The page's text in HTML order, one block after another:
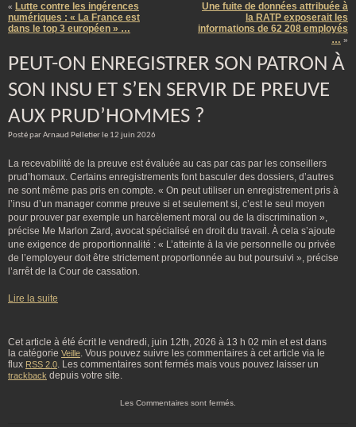
« Lutte contre les ingérences
numériques : « La France est
dans le top 3 européen » …
Une fuite de données attribuée à
la RATP exposerait les
informations de 62 208 employés
… »
PEUT-ON ENREGISTRER SON PATRON À
SON INSU ET S’EN SERVIR DE PREUVE
AUX PRUD’HOMMES ?
Posté par Arnaud Pelletier le 12 juin 2026
La recevabilité de la preuve est évaluée au cas par cas par les conseillers
prud’homaux. Certains enregistrements font basculer des dossiers, d’autres
ne sont même pas pris en compte. « On peut utiliser un enregistrement pris à
l’insu d’un manager comme preuve si et seulement si, c’est le seul moyen
pour prouver par exemple un harcèlement moral ou de la discrimination »,
précise Me Marlon Zard, avocat spécialisé en droit du travail. À cela s’ajoute
une exigence de proportionnalité : « L’atteinte à la vie personnelle ou privée
de l’employeur doit être strictement proportionnée au but poursuivi », précise
l’arrêt de la Cour de cassation.
Lire la suite
Cet article à été écrit le vendredi, juin 12th, 2026 à 13 h 02 min et est dans
la catégorie Veille. Vous pouvez suivre les commentaires à cet article via le
flux RSS 2.0. Les commentaires sont fermés mais vous pouvez laisser un
trackback depuis votre site.
Les Commentaires sont fermés.